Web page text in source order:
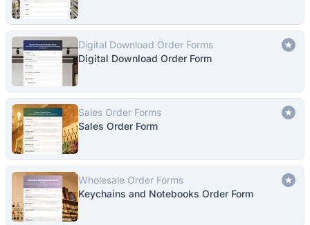
Digital Download Order Forms
Digital Download Order Form
Sales Order Forms
Sales Order Form
Wholesale Order Forms
Keychains and Notebooks Order Form